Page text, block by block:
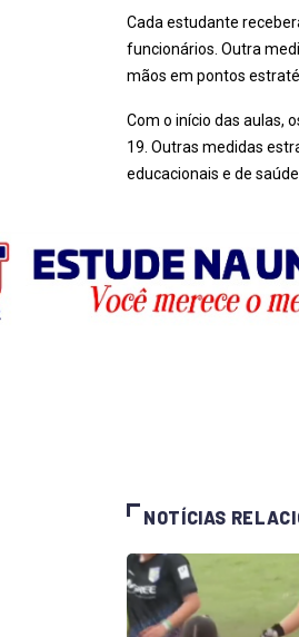
Cada estudante
funcionários. Outra
mãos em pontos
Com o início das aulas,
19. Outras medidas
educacionais e de saúde.
NOTÍCIAS